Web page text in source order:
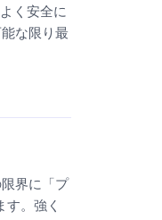
く安全に
な限り最
界に「プ
。強く